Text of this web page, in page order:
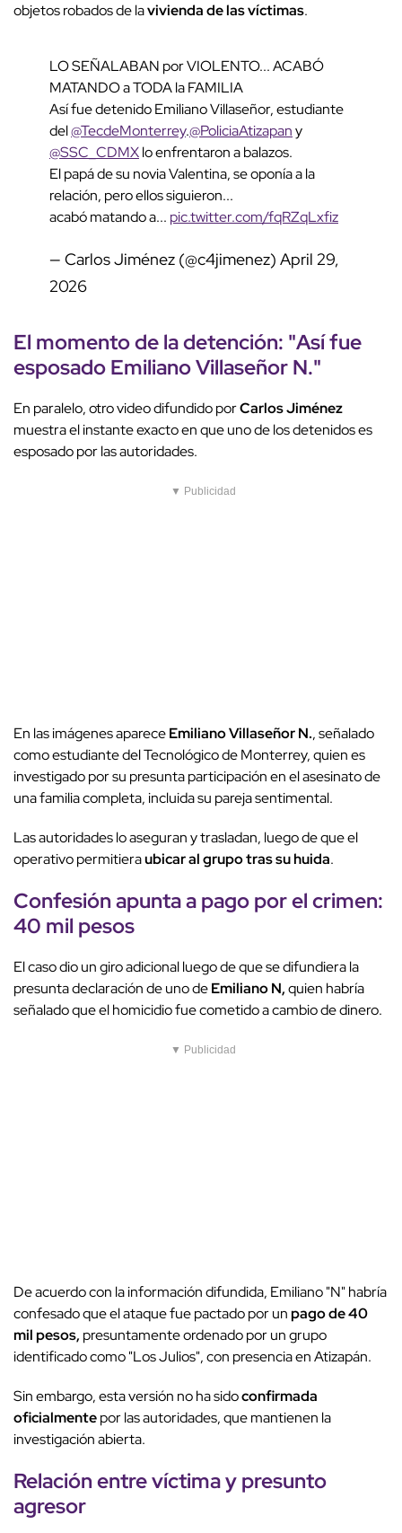
objetos robados de lavivienda de las víctimas.
LO SEÑALABAN por VIOLENTO... ACABÓ
MATANDO a TODA la FAMILIA
Así fue detenido Emiliano Villaseñor, estudiante
del@TecdeMonterrey.@PoliciaAtizapany
@SSC_CDMXlo enfrentaron a balazos.
El papá de su novia Valentina, se oponía a la
relación, pero ellos siguieron...
acabó matando a... pic.twitter.com/fqRZqLxfiz
— Carlos Jiménez (@c4jimenez) April 29,
2026
El momento de la detención: "Así fue
esposado Emiliano Villaseñor N."
En paralelo, otro video difundido porCarlos Jiménez
muestra el instante exacto en que uno de los detenidos es
esposado por las autoridades.
▼ Publicidad
En las imágenes apareceEmiliano Villaseñor N., señalado
como estudiante del Tecnológico de Monterrey, quien es
investigado por su presunta participación en el asesinato de
una familia completa, incluida su pareja sentimental.
Las autoridades lo aseguran y trasladan, luego de que el
operativo permitieraubicar al grupo tras su huida.
Confesión apunta a pago por el crimen:
40 mil pesos
El caso dio un giro adicional luego de que se difundiera la
presunta declaración de uno deEmiliano N,quien habría
señalado que el homicidio fue cometido a cambio de dinero.
▼ Publicidad
De acuerdo con la información difundida, Emiliano "N" habría
confesado que el ataque fue pactado por unpago de 40
mil pesos, presuntamente ordenado por un grupo
identificado como "Los Julios", con presencia en Atizapán.
Sin embargo, esta versión no ha sidoconfirmada
oficialmentepor las autoridades, que mantienen la
investigación abierta.
Relación entre víctima y presunto
agresor